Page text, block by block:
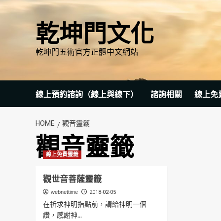
乾坤門文化
乾坤門五術官方正體中文網站
線上預約諮詢（線上與線下） 諮詢相關 線上免
HOME 觀音靈籤
觀音靈籤
線上免費靈籤
觀世音菩薩靈籤
webnettime 2018-02-05
在祈求神明指點前，請給神明一個
讚，感謝神...